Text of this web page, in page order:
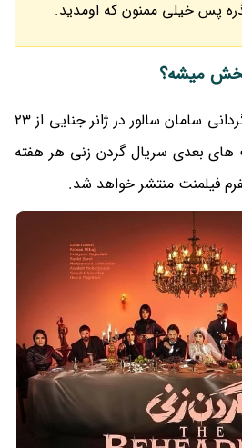
پس خیلی ممنون که اومدید.
میشه؟
سریال «گردن‌زنی»، به کارگردانی سامان سالور در ژانر جنایی از 23
بعدی سریال گردن زنی هر هفته